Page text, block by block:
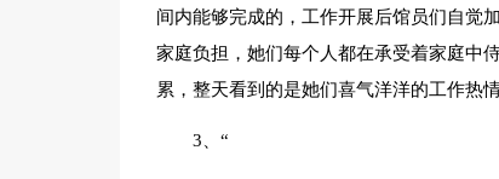
间内能够完成的，工作开展后馆员们自觉
家庭负担，她们每个人都在承受着家庭中
累，整天看到的是她们喜气洋洋的工作热
3、“